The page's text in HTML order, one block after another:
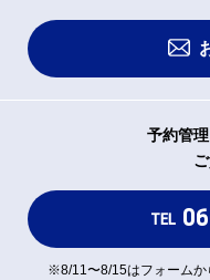
予約管
TEL
※8/11〜8/15はフォームか